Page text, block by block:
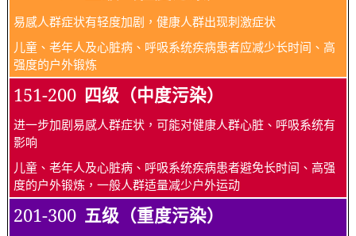
易感人群症状有轻度加剧，健康人群出现刺激症状
儿童、老年人及心脏病、呼吸系统疾病患者应减少长时间、高
强度的户外锻炼
151-200 四级（中度污染）
进一步加剧易感人群症状，可能对健康人群心脏、呼吸系统有
影响
儿童、老年人及心脏病、呼吸系统疾病患者避免长时间、高强
度的户外锻炼，一般人群适量减少户外运动
201-300 五级（重度污染）